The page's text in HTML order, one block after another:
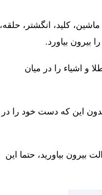
کلید، انگشتر، حلقه،
بیرون بیاورد.
و اشیاء را در میان
این که دست خود را در
بیرون بیاورید، حتما این